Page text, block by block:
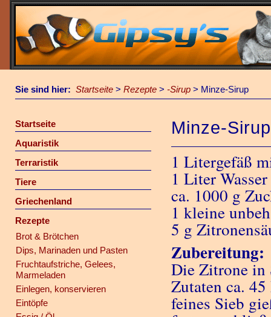
Sie sind hier: Startseite > Rezepte > -Sirup > Minze-Sirup
Startseite
Aquaristik
Terraristik
Tiere
Griechenland
Rezepte
Brot & Brötchen
Dips, Marinaden und Pasten
Fruchtaufstriche, Gelees,
Marmeladen
Einlegen, konservieren
Eintöpfe
Minze-Sirup
1 Litergefäß
1 Liter Wasser
ca. 1000 g
1 kleine
5 g
Zubereitung:
Die Zitrone in
Zutaten ca.
feines Sieb